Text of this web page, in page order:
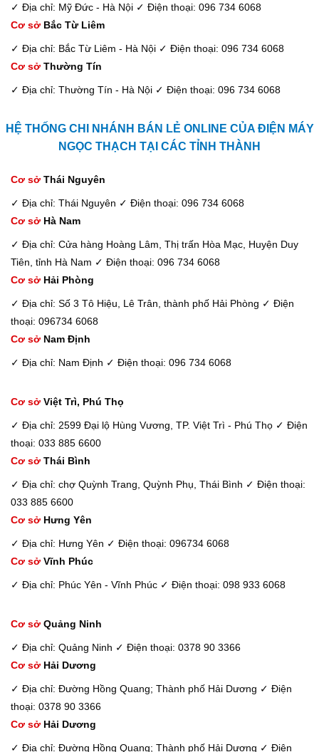
✓ Địa chỉ: Mỹ Đức - Hà Nội ✓ Điện thoại: 096 734 6068
Cơ sở Bắc Từ Liêm
✓ Địa chỉ: Bắc Từ Liêm - Hà Nội ✓ Điện thoại: 096 734 6068
Cơ sở Thường Tín
✓ Địa chỉ: Thường Tín - Hà Nội ✓ Điện thoại: 096 734 6068
HỆ THỐNG CHI NHÁNH BÁN LẺ ONLINE CỦA ĐIỆN MÁY
NGỌC THẠCH TẠI CÁC TỈNH THÀNH
Cơ sở Thái Nguyên
✓ Địa chỉ: Thái Nguyên ✓ Điện thoại: 096 734 6068
Cơ sở Hà Nam
✓ Địa chỉ: Cửa hàng Hoàng Lâm, Thị trấn Hòa Mạc, Huyện Duy
Tiên, tỉnh Hà Nam ✓ Điện thoại: 096 734 6068
Cơ sở Hải Phòng
✓ Địa chỉ: Số 3 Tô Hiệu, Lê Trân, thành phố Hải Phòng ✓ Điện
thoại: 096734 6068
Cơ sở Nam Định
✓ Địa chỉ: Nam Định ✓ Điện thoại: 096 734 6068
Cơ sở Việt Trì, Phú Thọ
✓ Địa chỉ: 2599 Đại lộ Hùng Vương, TP. Việt Trì - Phú Thọ ✓ Điện
thoại: 033 885 6600
Cơ sở Thái Bình
✓ Địa chỉ: chợ Quỳnh Trang, Quỳnh Phụ, Thái Bình ✓ Điện thoại:
033 885 6600
Cơ sở Hưng Yên
✓ Địa chỉ: Hưng Yên ✓ Điện thoại: 096734 6068
Cơ sở Vĩnh Phúc
✓ Địa chỉ: Phúc Yên - Vĩnh Phúc ✓ Điện thoại: 098 933 6068
Cơ sở Quảng Ninh
✓ Địa chỉ: Quảng Ninh ✓ Điện thoại: 0378 90 3366
Cơ sở Hải Dương
✓ Địa chỉ: Đường Hồng Quang; Thành phố Hải Dương ✓ Điện
thoại: 0378 90 3366
Cơ sở Hải Dương
✓ Địa chỉ: Đường Hồng Quang; Thành phố Hải Dương ✓ Điện